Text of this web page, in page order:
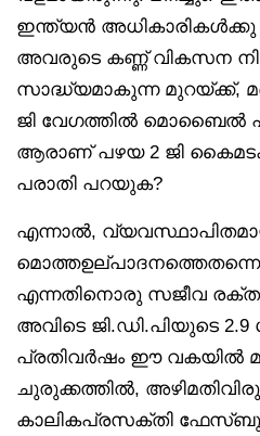
ഇന്ത്യൻ
അവരുടെ കണ്ണ് വികസന
സാദ്ധ്യമാകുന്ന മുറയ്ക്ക്,
ജി വേഗത്തിൽ മൊബൈൽ
ആരാണ് പഴയ 2 ജി
പരാതി പറയുക?
എന്നാൽ,
മൊത്തഉല്പാദനത്തെതന്നെ
എന്നതിനൊരു സജീവ
അവിടെ ജി.ഡി.പിയുടെ
പ്രതിവർഷം ഈ വകയിൽ
ചുരുക്കത്തിൽ,
കാലികപ്രസക്തി